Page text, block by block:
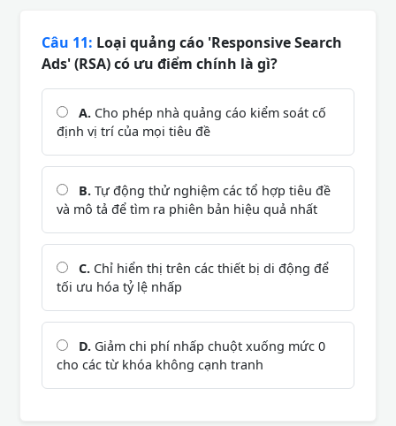
Câu 11: Loại quảng cáo 'Responsive Search
Ads' (RSA) có ưu điểm chính là gì?
A. Cho phép nhà quảng cáo kiểm soát cố
định vị trí của mọi tiêu đề
B. Tự động thử nghiệm các tổ hợp tiêu đề
và mô tả để tìm ra phiên bản hiệu quả nhất
C. Chỉ hiển thị trên các thiết bị di động để
tối ưu hóa tỷ lệ nhấp
D. Giảm chi phí nhấp chuột xuống mức 0
cho các từ khóa không cạnh tranh